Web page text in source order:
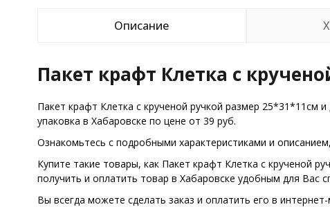
Описание
Пакет крафт Клетка с
Пакет крафт Клетка с крученой ручкой размер 25*31*11см и
упаковка в Хабаровске по цене от 39 руб.
Ознакомьтесь с подробными характеристиками и
Купите такие товары, как Пакет крафт Клетка с крученой
получить и оплатить товар в Хабаровске удобным для Вас
Вы всегда можете сделать заказ и оплатить его в